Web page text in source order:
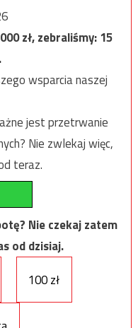
zł, zebraliśmy:15
wsparcia naszej
jest przetrwanie
Nie zwlekaj więc,
teraz.
Nie czekaj zatem
od dzisiaj.
100 zł